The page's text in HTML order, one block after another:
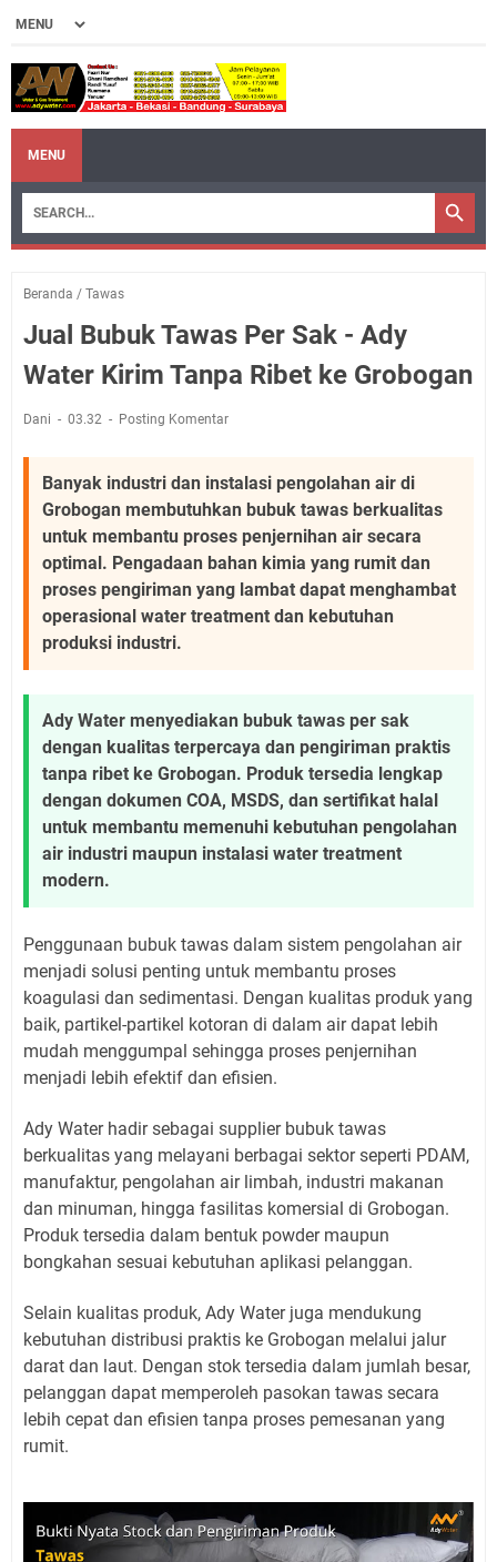
MENU
Beranda / Tawas
Jual Bubuk Tawas Per Sak - Ady
Water Kirim Tanpa Ribet ke Grobogan
Dani 03.32 Posting Komentar
Banyak industri dan instalasi pengolahan air di
Grobogan membutuhkan bubuk tawas berkualitas
untuk membantu proses penjernihan air secara
optimal. Pengadaan bahan kimia yang rumit dan
proses pengiriman yang lambat dapat menghambat
operasional water treatment dan kebutuhan
produksi industri.
Ady Water menyediakan bubuk tawas per sak
dengan kualitas terpercaya dan pengiriman praktis
tanpa ribet ke Grobogan. Produk tersedia lengkap
dengan dokumen COA, MSDS, dan sertifikat halal
untuk membantu memenuhi kebutuhan pengolahan
air industri maupun instalasi water treatment
modern.
Penggunaan bubuk tawas dalam sistem pengolahan air
menjadi solusi penting untuk membantu proses
koagulasi dan sedimentasi. Dengan kualitas produk yang
baik, partikel-partikel kotoran di dalam air dapat lebih
mudah menggumpal sehingga proses penjernihan
menjadi lebih efektif dan efisien.
Ady Water hadir sebagai supplier bubuk tawas
berkualitas yang melayani berbagai sektor seperti PDAM,
manufaktur, pengolahan air limbah, industri makanan
dan minuman, hingga fasilitas komersial di Grobogan.
Produk tersedia dalam bentuk powder maupun
bongkahan sesuai kebutuhan aplikasi pelanggan.
Selain kualitas produk, Ady Water juga mendukung
kebutuhan distribusi praktis ke Grobogan melalui jalur
darat dan laut. Dengan stok tersedia dalam jumlah besar,
pelanggan dapat memperoleh pasokan tawas secara
lebih cepat dan efisien tanpa proses pemesanan yang
rumit.